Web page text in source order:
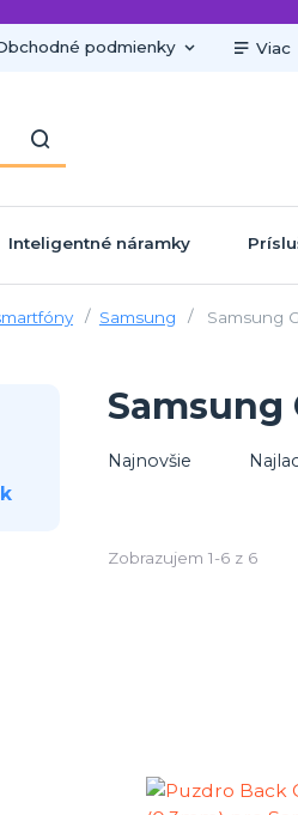
podmienky Viac
Inteligentné náramky
Samsung Samsung
Samsung
Najnovšie
Zobrazujem 1-6 z 6